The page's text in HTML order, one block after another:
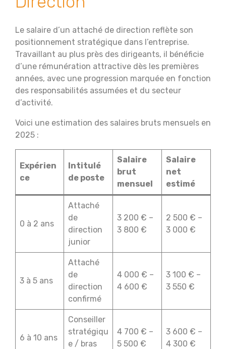
Le salaire d’un attaché de direction reflète son
positionnement stratégique dans l’entreprise.
Travaillant au plus près des dirigeants, il bénéficie
d’une rémunération attractive dès les premières
années, avec une progression marquée en fonction
des responsabilités assumées et du secteur
d’activité.
Voici une estimation des salaires bruts mensuels en
2025 :
Expérien
ce
Intitulé
de poste
Salaire
brut
mensuel
Salaire
net
estimé
0 à 2 ans
Attaché
de
direction
junior
3 200 € –
3 800 €
2 500 € –
3 000 €
3 à 5 ans
Attaché
de
direction
confirmé
4 000 € –
4 600 €
3 100 € –
3 550 €
6 à 10 ans
Conseiller
stratégiqu
e / bras
4 700 € –
5 500 €
3 600 € –
4 300 €